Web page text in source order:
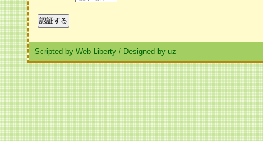
Scripted by Web Liberty / Designed by uz